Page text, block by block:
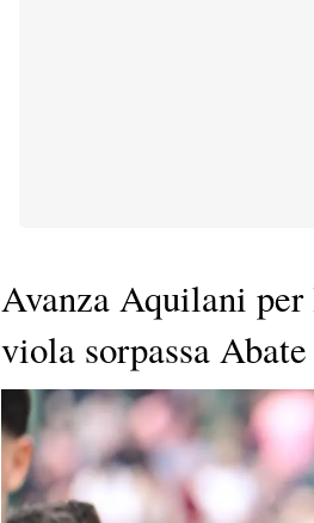
Avanza Aquilani
viola sorpassa Abate